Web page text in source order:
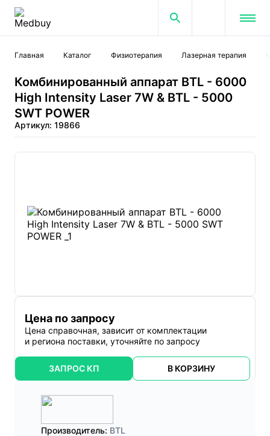
Главная Каталог Физиотерапия Лазерная терапия
Комбинированный аппарат BTL - 6000
High Intensity Laser 7W & BTL - 5000
SWT POWER
Артикул: 19866
Цена по запросу
Цена справочная, зависит от комплектации
и региона поставки, уточняйте по запросу
ЗАПРОС КП В КОРЗИНУ
Производитель: BTL